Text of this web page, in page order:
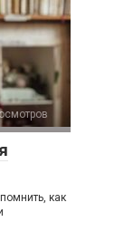
как